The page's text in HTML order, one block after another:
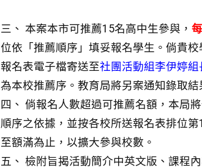
三、 本案本市可推薦15名高中生參與，
位依「推薦順序」 填妥報名學生。倘貴
報名表電子檔寄送至社團活動組李伊婷組
為本校推薦序。教育局將另案通知錄取結
四、 倘報名人數超過可推薦名額，本局
順序之依據，並按各校所送報名表排位
至額滿為止，以擴大參與校數。
五、 檢附旨揭活動簡介中英文版、課程